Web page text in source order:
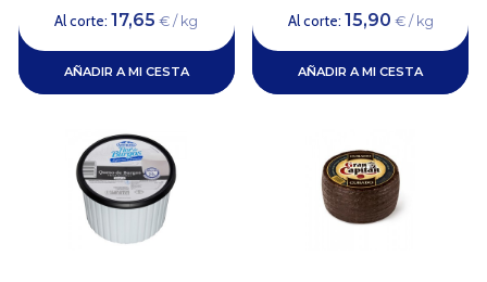
Al corte:17,65 € / kg
AÑADIR A MI CESTA
Al corte: 15,90 € / kg
AÑADIR A MI CESTA